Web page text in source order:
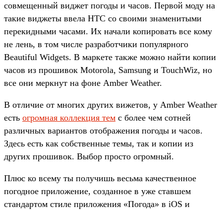
совмещенный виджет погоды и часов. Первой моду на
такие виджеты ввела HTC со своими знаменитыми
перекидными часами. Их начали копировать все кому
не лень, в том числе разработчики популярного
Beautiful Widgets. В маркете также можно найти копии
часов из прошивок Motorola, Samsung и TouchWiz, но
все они меркнут на фоне Amber Weather.
В отличие от многих других вижетов, у Amber Weather
есть огромная коллекция тем с более чем сотней
различных вариантов отображения погоды и часов.
Здесь есть как собственные темы, так и копии из
других прошивок. Выбор просто огромный.
Плюс ко всему ты получишь весьма качественное
погодное приложение, созданное в уже ставшем
стандартом стиле приложения «Погода» в iOS и